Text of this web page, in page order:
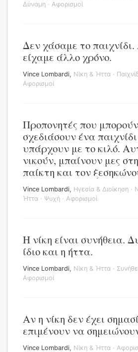
Δύναμη · Αφορισμοί
Δεν χάσαμε το
είχαμε άλλο χρόνο.
Vince Lombardi, Νίκη & Ήττα ·
Αφορισμοί
Προπονητές που
σχεδιάσουν ένα
υπάρχουν με το κιλό.
νικούν, μπαίνουν μες
παίκτη και τον
Vince Lombardi, Ηγεσία & Διοίκηση ·
Ήττα · Ψυχή · Αφορισμοί
Η νίκη είναι συνήθεια.
ίδιο και η ήττα.
Vince Lombardi, Νίκη & Ήττα ·
Αφορισμοί
Αν η νίκη δεν έχει
επιμένουν να
Vince Lombardi, Νίκη & Ήττα ·